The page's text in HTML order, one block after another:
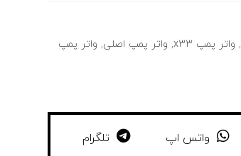
, واتر پمپ x۳۳ , واتر پمپ اصلی, واتر پمپ
واتس اپ تلگرام